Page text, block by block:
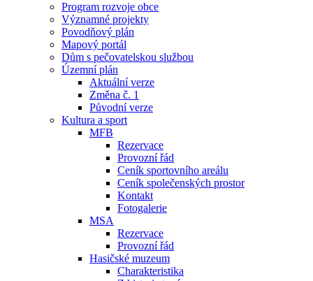
Program rozvoje obce
Významné projekty
Povodňový plán
Mapový portál
Dům s pečovatelskou službou
Územní plán
Aktuální verze
Změna č. 1
Původní verze
Kultura a sport
MFB
Rezervace
Provozní řád
Ceník sportovního areálu
Ceník společenských prostor
Kontakt
Fotogalerie
MSA
Rezervace
Provozní řád
Hasičské muzeum
Charakteristika